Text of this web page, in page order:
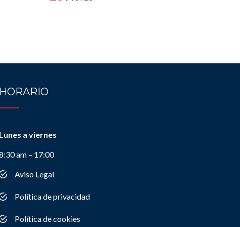
HORARIO
Lunes a viernes
am – 17:00
Aviso Legal
Política de privacidad
Política de cookies